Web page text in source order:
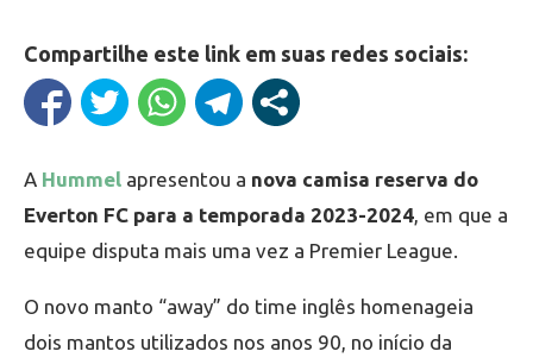
Compartilhe este link em suas redes sociais:
A Hummel apresentou a nova camisa reserva do
Everton FC para a temporada 2023-2024, em que a
equipe disputa mais uma vez a Premier League.
O novo manto “away” do time inglês homenageia
dois mantos utilizados nos anos 90, no início da